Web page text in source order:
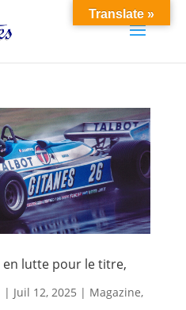
en lutte pour le titre,
| Juil 12, 2025 | Magazine,
Translate »